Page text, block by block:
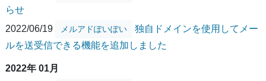
らせ
2022/06/19
メルアドぽいぽい
独自ドメインを使用してメー
ルを送受信できる機能を追加しました
2022年 01月